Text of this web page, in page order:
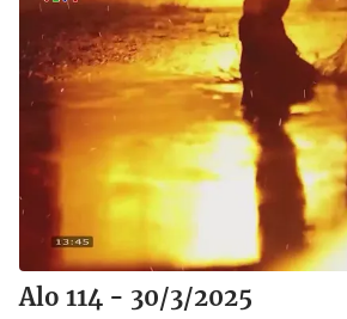
Alo 114 - 30/3/2025